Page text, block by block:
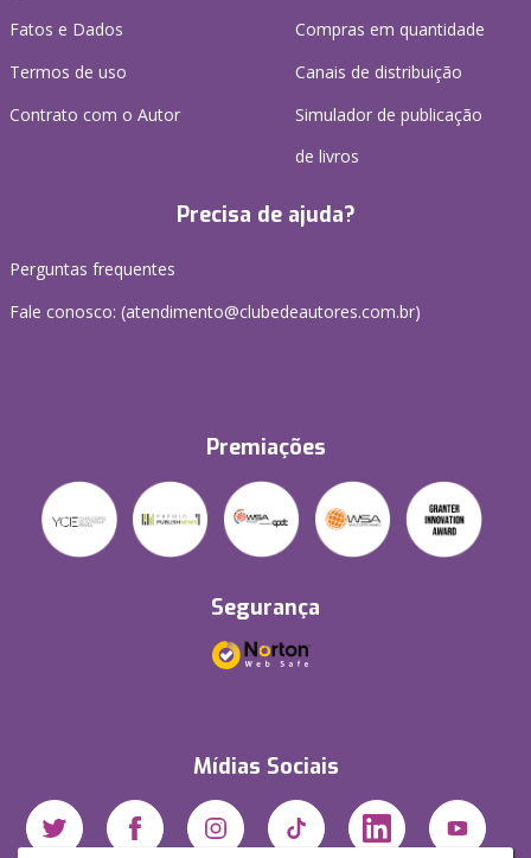
Fatos e Dados
Termos de uso
Contrato com o Autor
Compras em quantidade
Canais de distribuição
Simulador de publicação
de livros
Precisa de ajuda?
Perguntas frequentes
Fale conosco: (atendimento@clubedeautores.com.br)
Premiações
Segurança
Mídias Sociais